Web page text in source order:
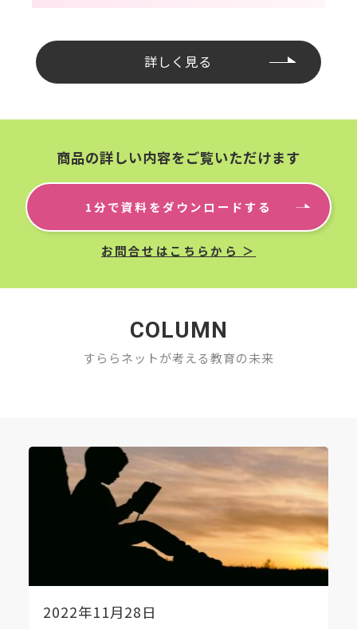
詳しく見る
商品の詳しい内容をご覧いただけます
1分で資料をダウンロードする
お問合せはこちらから ＞
COLUMN
すららネットが考える教育の未来
2022年11月28日